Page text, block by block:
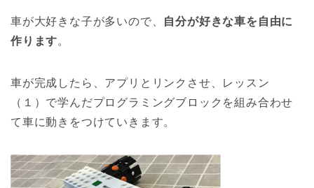
車が大好きな子が多いので、 自分が好きな車を自由に
作ります。
車が完成したら、アプリとリンクさせ、レッスン
（１）で学んだプログラミングブロックを組み合わせ
て車に動きをつけていきます。